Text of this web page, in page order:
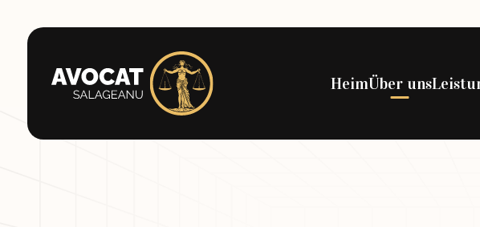
HeimÜber uns